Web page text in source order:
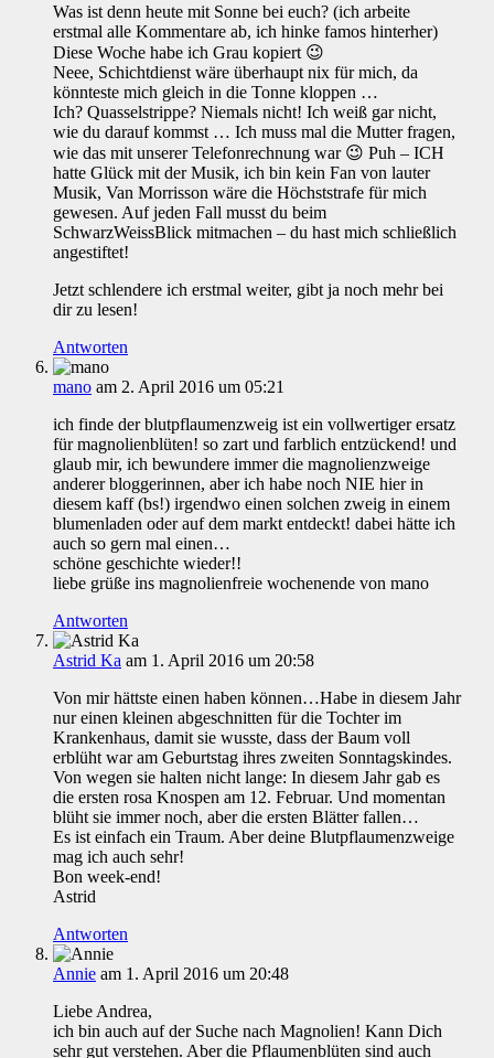
Was ist denn heute mit Sonne bei euch? (ich arbeite
erstmal alle Kommentare ab, ich hinke famos hinterher)
Diese Woche habe ich Grau kopiert 😉
Neee, Schichtdienst wäre überhaupt nix für mich, da
könnteste mich gleich in die Tonne kloppen …
Ich? Quasselstrippe? Niemals nicht! Ich weiß gar nicht,
wie du darauf kommst … Ich muss mal die Mutter fragen,
wie das mit unserer Telefonrechnung war 😉 Puh – ICH
hatte Glück mit der Musik, ich bin kein Fan von lauter
Musik, Van Morrisson wäre die Höchststrafe für mich
gewesen. Auf jeden Fall musst du beim
SchwarzWeissBlick mitmachen – du hast mich schließlich
angestiftet!
Jetzt schlendere ich erstmal weiter, gibt ja noch mehr bei
dir zu lesen!
Antworten
mano am 2. April 2016 um 05:21
ich finde der blutpflaumenzweig ist ein vollwertiger ersatz
für magnolienblüten! so zart und farblich entzückend! und
glaub mir, ich bewundere immer die magnolienzweige
anderer bloggerinnen, aber ich habe noch NIE hier in
diesem kaff (bs!) irgendwo einen solchen zweig in einem
blumenladen oder auf dem markt entdeckt! dabei hätte ich
auch so gern mal einen…
schöne geschichte wieder!!
liebe grüße ins magnolienfreie wochenende von mano
Antworten
Astrid Ka am 1. April 2016 um 20:58
Von mir hättste einen haben können…Habe in diesem Jahr
nur einen kleinen abgeschnitten für die Tochter im
Krankenhaus, damit sie wusste, dass der Baum voll
erblüht war am Geburtstag ihres zweiten Sonntagskindes.
Von wegen sie halten nicht lange: In diesem Jahr gab es
die ersten rosa Knospen am 12. Februar. Und momentan
blüht sie immer noch, aber die ersten Blätter fallen…
Es ist einfach ein Traum. Aber deine Blutpflaumenzweige
mag ich auch sehr!
Bon week-end!
Astrid
Antworten
Annie am 1. April 2016 um 20:48
Liebe Andrea,
ich bin auch auf der Suche nach Magnolien! Kann Dich
sehr gut verstehen. Aber die Pflaumenblüten sind auch